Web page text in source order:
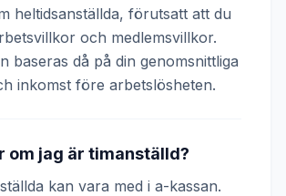
heltidsanställda, förutsatt att du
och medlemsvillkor.
baseras då på din genomsnittliga
inkomst före arbetslösheten.
om jag är timanställd?
kan vara med i a-kassan.